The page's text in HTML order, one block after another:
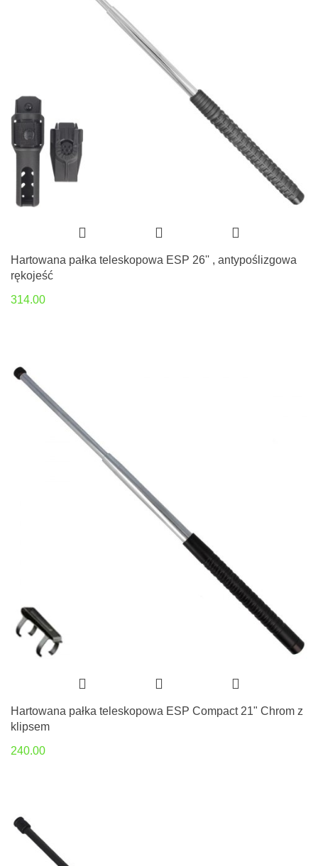
Hartowana pałka teleskopowa ESP 26'' , antypoślizgowa
rękojeść
314.00
Hartowana pałka teleskopowa ESP Compact 21" Chrom z
klipsem
240.00